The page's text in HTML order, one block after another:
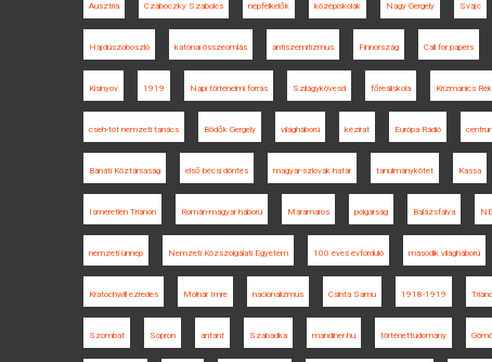
Ausztria Czáboczky Szabolcs népfelkelők középiskolák Nagy Gergely Svájc
Hajdúszoboszló katonai összeomlás antiszemitizmus Finnország Call for papers
Kisinyov 1919 Napi történelmi forrás Szilágykövesd főreáliskola Krizmanics
cseh-tót nemzeti tanács Bödők Gergely világháború kézirat Európa Rádió
Bánáti Köztársaság első bécsi döntés magyar-szlovák határ tanulmánykötet Kassa
Ismeretlen Trianon Román-magyar háború Máramaros polgárság Balázsfalva
nemzeti ünnep Nemzeti Közszolgálati Egyetem 100 éves évforduló második világháború
Kratochwill ezredes Molnár Imre nacionalizmus Csinta Samu 1918-1919
Szombat Sopron antant Szabadka mandiner.hu történettudomány